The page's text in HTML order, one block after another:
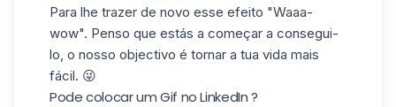
Para lhe trazer de novo esse efeito "Waaa-
wow". Penso que estás a começar a consegui-
lo, o nosso objectivo é tornar a tua vida mais
fácil. 😜
Pode colocar um Gif no LinkedIn ?